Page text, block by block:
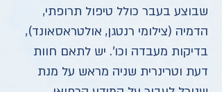
שבוצע בעבר כולל טיפול תרופתי,
הדמיה (צילומי רנטגן, אולטראסאונד),
בדיקות מעבדה וכו'. יש לתאם חוות
דעת וטרינרית שניה מראש על מנת